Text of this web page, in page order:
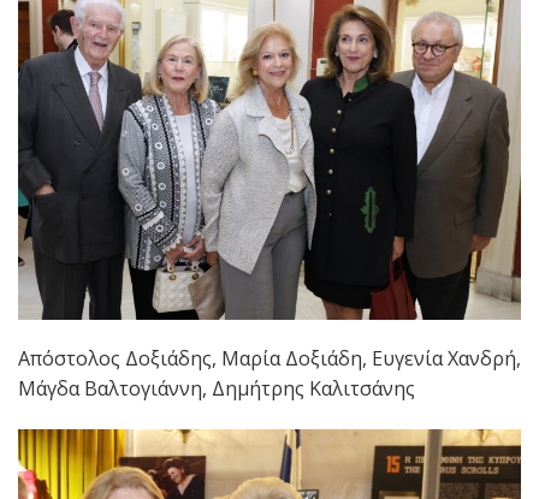
Απόστολος Δοξιάδης, Μαρία Δοξιάδη, Ευγενία Χανδρή,
Μάγδα Βαλτογιάννη, Δημήτρης Καλιτσάνης